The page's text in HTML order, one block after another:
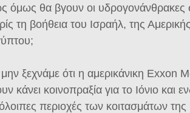
όμως θα βγουν οι υδρογονάνθρακες
τη βοήθεια του Ισραήλ, της
ξεχνάμε ότι η αμερικάνικη Exxon
κάνει κοινοπραξία για το Ιόνιο και
περιοχές των κοιτασμάτων